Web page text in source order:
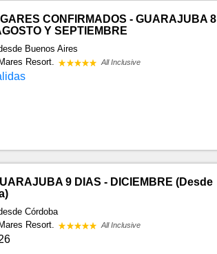
CONFIRMADOS - GUARAJUBA 8
Y SEPTIEMBRE
Buenos Aires
Resort.
All Inclusive
9 DIAS - DICIEMBRE (Desde
Córdoba
Resort.
All Inclusive